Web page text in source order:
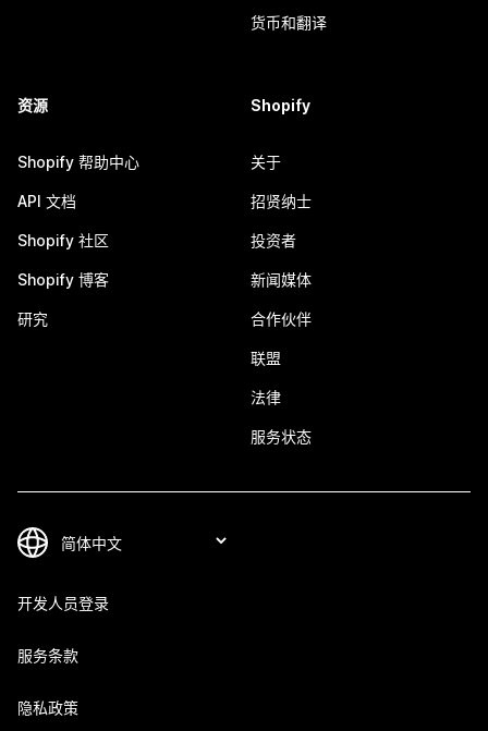
货币和翻译
资源
Shopify 帮助中心
API 文档
Shopify 社区
Shopify 博客
研究
Shopify
关于
招贤纳士
投资者
新闻媒体
合作伙伴
联盟
法律
服务状态
开发人员登录
服务条款
隐私政策